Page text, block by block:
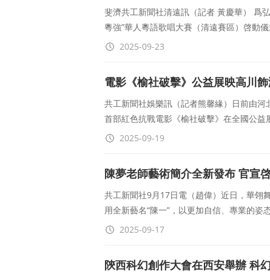
斐濟共工新聞社清遠訊（記者 黃慶華） 爲
粵強”華人粵語歌唱大賽（清遠賽區）啓動
2025-09-23
電影《榆社破擊》公益展映高川
共工新聞社娛樂訊（記者熊馨緣）日前由
首部紅色抗戰電影《榆社破擊》在全國公
2025-09-19
陳夢老師藝術簡介全新發布 官宣
共工新聞社9月17日電（趙偉）近日，華翎
用全新藝名“陳一”，以更加自信、專業的姿
2025-09-17
陝西科幻創作大會在西安舉辦 科